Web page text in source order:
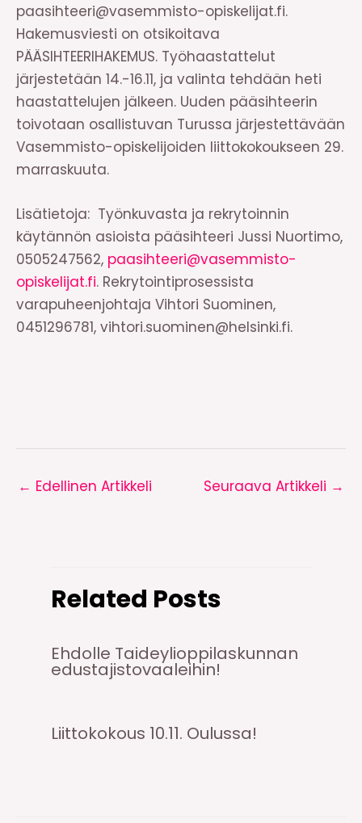
paasihteeri@vasemmisto-opiskelijat.fi.
Hakemusviesti on otsikoitava
PÄÄSIHTEERIHAKEMUS. Työhaastattelut
järjestetään 14.-16.11, ja valinta tehdään heti
haastattelujen jälkeen. Uuden pääsihteerin
toivotaan osallistuvan Turussa järjestettävään
Vasemmisto-opiskelijoiden liittokokoukseen 29.
marraskuuta.
Lisätietoja: Työnkuvasta ja rekrytoinnin
käytännön asioista pääsihteeri Jussi Nuortimo,
0505247562, paasihteeri@vasemmisto-
opiskelijat.fi. Rekrytointiprosessista
varapuheenjohtaja Vihtori Suominen,
0451296781, vihtori.suominen@helsinki.fi.
← Edellinen Artikkeli Seuraava Artikkeli →
Related Posts
Ehdolle Taideylioppilaskunnan
edustajistovaaleihin!
Liittokokous 10.11. Oulussa!